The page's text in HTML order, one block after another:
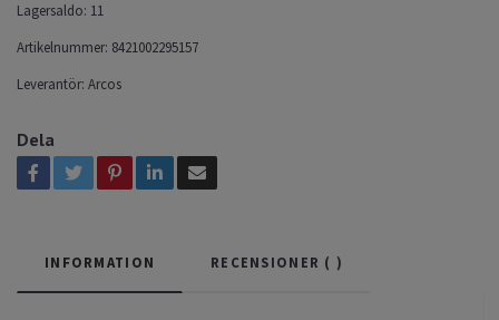
Lagersaldo: 11
Artikelnummer: 8421002295157
Leverantör: Arcos
Dela
INFORMATION RECENSIONER ( )